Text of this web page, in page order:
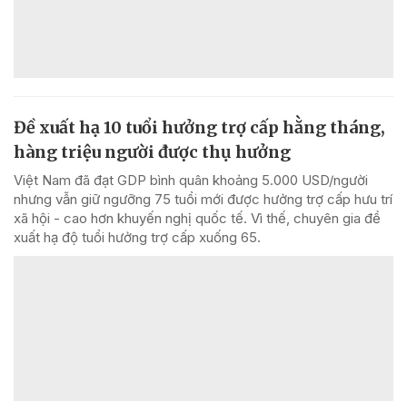
Đề xuất hạ 10 tuổi hưởng trợ cấp hằng tháng,
hàng triệu người được thụ hưởng
Việt Nam đã đạt GDP bình quân khoảng 5.000 USD/người
nhưng vẫn giữ ngưỡng 75 tuổi mới được hưởng trợ cấp hưu trí
xã hội - cao hơn khuyến nghị quốc tế. Vì thế, chuyên gia đề
xuất hạ độ tuổi hưởng trợ cấp xuống 65.